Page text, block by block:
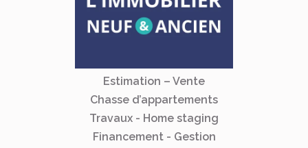
Estimation – Vente
Chasse d’appartements
Travaux - Home staging
Financement - Gestion